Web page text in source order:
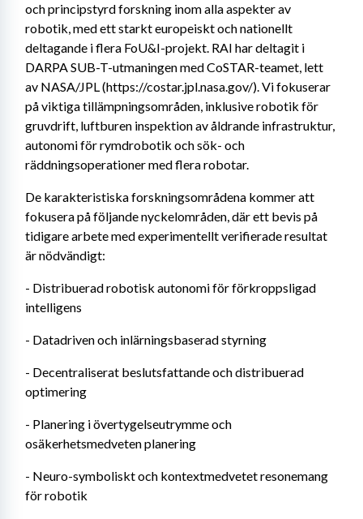
och principstyrd forskning inom alla aspekter av
robotik, med ett starkt europeiskt och nationellt
deltagande i flera FoU&I-projekt. RAI har deltagit i
DARPA SUB-T-utmaningen med CoSTAR-teamet, lett
av NASA/JPL (https://costar.jpl.nasa.gov/). Vi fokuserar
på viktiga tillämpningsområden, inklusive robotik för
gruvdrift, luftburen inspektion av åldrande infrastruktur,
autonomi för rymdrobotik och sök- och
räddningsoperationer med flera robotar.
De karakteristiska forskningsområdena kommer att
fokusera på följande nyckelområden, där ett bevis på
tidigare arbete med experimentellt verifierade resultat
är nödvändigt:
- Distribuerad robotisk autonomi för förkroppsligad
intelligens
- Datadriven och inlärningsbaserad styrning
- Decentraliserat beslutsfattande och distribuerad
optimering
- Planering i övertygelseutrymme och
osäkerhetsmedveten planering
- Neuro-symboliskt och kontextmedvetet resonemang
för robotik